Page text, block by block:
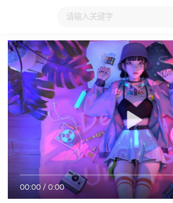
大家在看 日本动漫 国产动漫
00:00/0:00